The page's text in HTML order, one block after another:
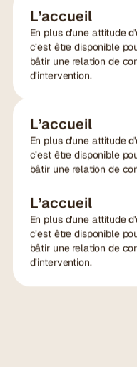
L’accueil
En plus d'une attitude
c’est être disponible
bâtir une relation de
d’intervention.
L’accueil
En plus d'une attitude
c’est être disponible
bâtir une relation de
L’accueil
En plus d'une attitude
c’est être disponible
bâtir une relation de
d’intervention.